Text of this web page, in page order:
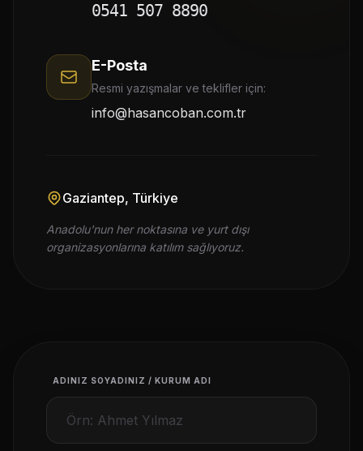
0541 507 8890
E-Posta
Resmi yazışmalar ve teklifler için:
info@hasancoban.com.tr
Gaziantep, Türkiye
Anadolu'nun her noktasına ve yurt dışı
organizasyonlarına katılım sağlıyoruz.
ADINIZ SOYADINIZ / KURUM ADI